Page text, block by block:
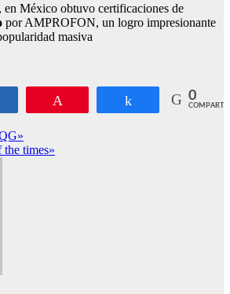
, en México obtuvo certificaciones de
por AMPROFON, un logro impresionante
masiva
Compartir0
COMPARTIR
times»